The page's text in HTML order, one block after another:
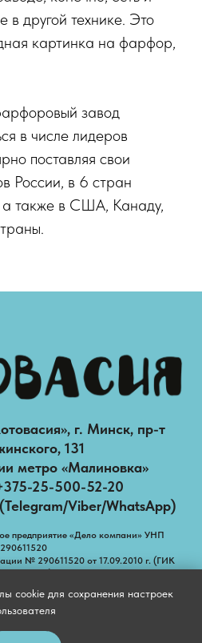
в другой технике. Это
картинка на фарфор,
завод
в числе лидеров
поставляя свои
России, в 6 стран
а также в США, Канаду,
г. Минск, пр-т
131
метро «Малиновка»
25-500-52-20
Viber/WhatsApp)
предприятие «Дело компани» УНП
290611520
№ 290611520 от 17.09.2010 г. (ГИК
cookie для сохранения настроек